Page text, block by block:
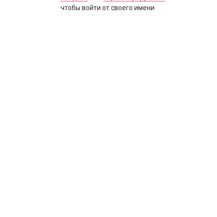
чтобы войти от своего имени